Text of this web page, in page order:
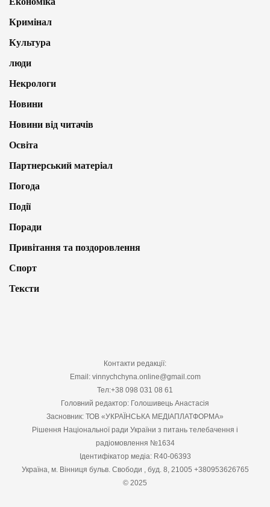
Кримінал
Культура
люди
Некрологи
Новини
Новини від читачів
Освіта
Партнерський матеріал
Погода
Події
Поради
Привітання та поздоровлення
Спорт
Тексти
Контакти редакції:
Email: vinnychchyna.online@gmail.com
Тел:+38 098 031 08 61
Головний редактор: Голошивець Анастасія
Засновник: ТОВ «УКРАЇНСЬКА МЕДІАПЛАТФОРМА»
Рішення Національної ради України з питань телебачення і
радіомовлення №1634
Ідентифікатор медіа: R40-06393
Україна, м. Вінниця бульв. Свободи , буд. 8, 21005 +380953626765
© 2025